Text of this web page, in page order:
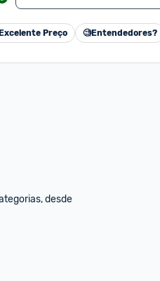
Preço 🧐Entendedores?
desde